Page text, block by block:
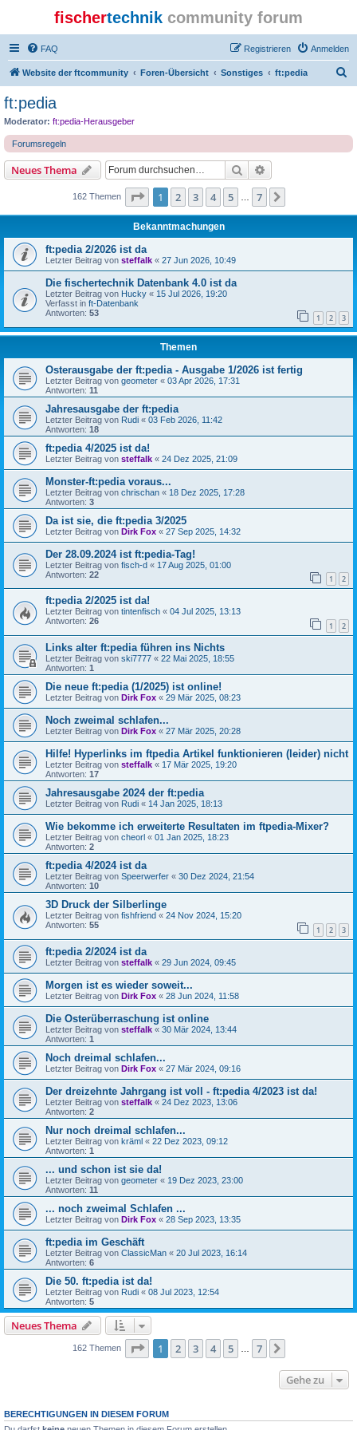
fischertechnik community forum
FAQ Anmelden
Registrieren
Website der ftcommunity Foren-Übersicht Sonstiges ft:pedia
e
ft:pedia
Moderator: ft:pedia-Herausgeber
Forumsregeln
Neues Thema Suche
162 Themen Seite 1von
1 2 3 4 5 7
Bekanntmachungen
ft:pedia 2/2026 ist da
Letzter Beitrag von steffalk « 27 Jun 2026, 10:49
Die fischertechnik Datenbank 4.0 ist da
Letzter Beitrag von Hucky « 15 Jul 2026, 19:20
Verfasst in ft-Datenbank
Antworten: 53 1 2 3
Themen
Osterausgabe der ft:pedia - Ausgabe 1/2026 ist fertig
Letzter Beitrag von geometer « 03 Apr 2026, 17:31
Antworten: 11
Jahresausgabe der ft:pedia
Letzter Beitrag von Rudi « 03 Feb 2026, 11:42
Antworten: 18
ft:pedia 4/2025 ist da!
Letzter Beitrag von steffalk « 24 Dez 2025, 21:09
Monster-ft:pedia voraus...
Letzter Beitrag von chrischan « 18 Dez 2025, 17:28
Antworten: 3
Da ist sie, die ft:pedia 3/2025
Letzter Beitrag von Dirk Fox « 27 Sep 2025, 14:32
Der 28.09.2024 ist ft:pedia-Tag!
Letzter Beitrag von fisch-d « 17 Aug 2025, 01:00
Antworten: 22 1 2
ft:pedia 2/2025 ist da!
Letzter Beitrag von tintenfisch « 04 Jul 2025, 13:13
Antworten: 26 1 2
Links alter ft:pedia führen ins Nichts
Letzter Beitrag von ski7777 « 22 Mai 2025, 18:55
Antworten: 1
Die neue ft:pedia (1/2025) ist online!
Letzter Beitrag von Dirk Fox « 29 Mär 2025, 08:23
Noch zweimal schlafen...
Letzter Beitrag von Dirk Fox « 27 Mär 2025, 20:28
Hilfe! Hyperlinks im ftpedia Artikel funktionieren (leider) nicht
Letzter Beitrag von steffalk « 17 Mär 2025, 19:20
Antworten: 17
Jahresausgabe 2024 der ft:pedia
Letzter Beitrag von Rudi « 14 Jan 2025, 18:13
Wie bekomme ich erweiterte Resultaten im ftpedia-Mixer?
Letzter Beitrag von cheorl « 01 Jan 2025, 18:23
Antworten: 2
ft:pedia 4/2024 ist da
Letzter Beitrag von Speerwerfer « 30 Dez 2024, 21:54
Antworten: 10
3D Druck der Silberlinge
Letzter Beitrag von fishfriend « 24 Nov 2024, 15:20
Antworten: 55 1 2 3
ft:pedia 2/2024 ist da
Letzter Beitrag von steffalk « 29 Jun 2024, 09:45
Morgen ist es wieder soweit...
Letzter Beitrag von Dirk Fox « 28 Jun 2024, 11:58
Die Osterüberraschung ist online
Letzter Beitrag von steffalk « 30 Mär 2024, 13:44
Antworten: 1
Noch dreimal schlafen...
Letzter Beitrag von Dirk Fox « 27 Mär 2024, 09:16
Der dreizehnte Jahrgang ist voll - ft:pedia 4/2023 ist da!
Letzter Beitrag von steffalk « 24 Dez 2023, 13:06
Antworten: 2
Nur noch dreimal schlafen...
Letzter Beitrag von kräml « 22 Dez 2023, 09:12
Antworten: 1
... und schon ist sie da!
Letzter Beitrag von geometer « 19 Dez 2023, 23:00
Antworten: 11
... noch zweimal Schlafen ...
Letzter Beitrag von Dirk Fox « 28 Sep 2023, 13:35
ft:pedia im Geschäft
Letzter Beitrag von ClassicMan « 20 Jul 2023, 16:14
Antworten: 6
Die 50. ft:pedia ist da!
Letzter Beitrag von Rudi « 08 Jul 2023, 12:54
Antworten: 5
Neues Thema
162 Themen Seite 1von
1 2 3 4 5 7
Gehe zu
BERECHTIGUNGEN IN DIESEM FORUM